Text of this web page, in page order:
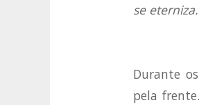
se
Durante
pela